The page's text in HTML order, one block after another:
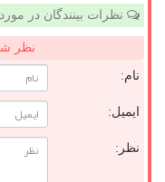
نظرات بینندگان در
نظر
نام:
ایمیل:
نظر: